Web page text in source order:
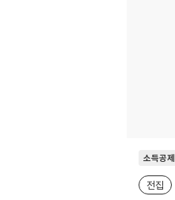
소득공제
전집